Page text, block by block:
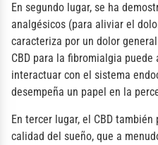
En segundo lugar, se ha
analgésicos (para aliviar el
caracteriza por un dolor
CBD para la fibromialgia
interactuar con el sistema
desempeña un papel en la
En tercer lugar, el CBD
calidad del sueño, que a